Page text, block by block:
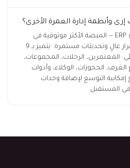
وأنظمة إدارة العمرة الأخرى؟
نُسُك إرى مبني على أودو ERP — المنصة الأكثر موثوقية في
العالم — مما يعني استقرار عالٍ وتحديثات مستمرة. يتميز بـ 9
الرحلات، المجموعات،
الغرف، الحجوزات، الوكلاء، وأدوات
إمكانية التوسع لإضافة وحدات
المستقبل.